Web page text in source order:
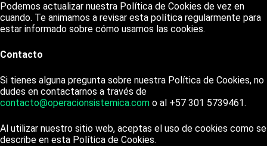
Podemos actualizar nuestra Política de Cookies de vez en
cuando. Te animamos a revisar esta política regularmente para
estar informado sobre cómo usamos las cookies.
Contacto
Si tienes alguna pregunta sobre nuestra Política de Cookies, no
dudes en contactarnos a través de
contacto@operacionsistemica.com o al +57 301 5739461.
Al utilizar nuestro sitio web, aceptas el uso de cookies como se
describe en esta Política de Cookies.